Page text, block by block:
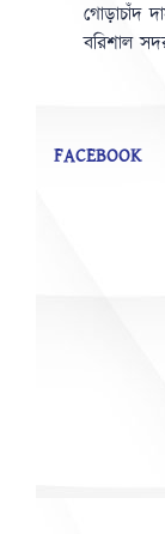
গোড়াচাঁদ
বরিশাল
FACEBOOK